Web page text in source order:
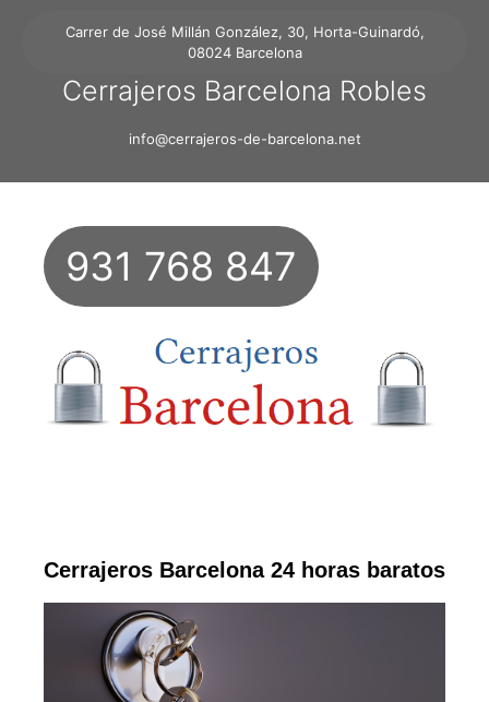
Carrer de José Millán González, 30, Horta-Guinardó,
08024 Barcelona
Cerrajeros Barcelona Robles
info@cerrajeros-de-barcelona.net
931 768 847
Cerrajeros Barcelona 24 horas baratos